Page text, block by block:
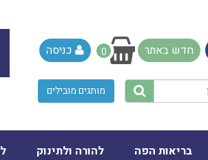
חדש באתר 0 כניסה
מותגים מובילים
בריאות הפה להורה ולתינוק